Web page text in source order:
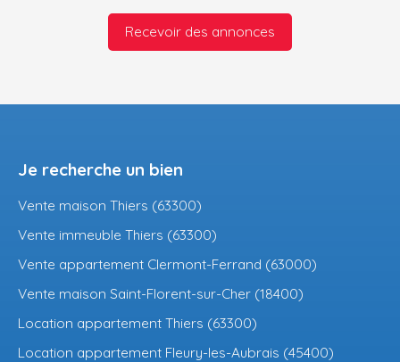
Recevoir des annonces
Je recherche un bien
Vente maison Thiers (63300)
Vente immeuble Thiers (63300)
Vente appartement Clermont-Ferrand (63000)
Vente maison Saint-Florent-sur-Cher (18400)
Location appartement Thiers (63300)
Location appartement Fleury-les-Aubrais (45400)